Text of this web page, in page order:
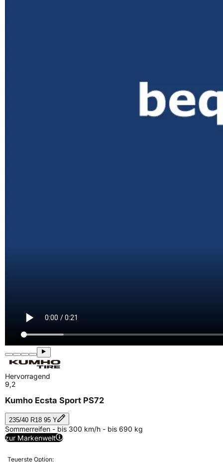
Hervorragend
9,2
Kumho Ecsta Sport PS72
235/40 R18 95 Y
Sommerreifen - bis 300 km/h - bis 690 kg
zur Markenwelt
Teuerste Option: